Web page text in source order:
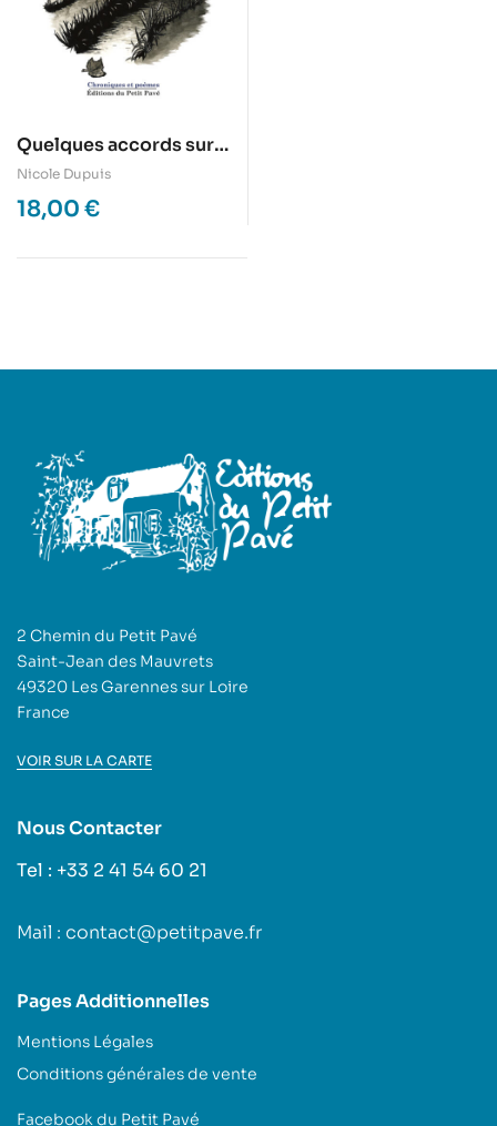
Quelques accords sur
le piano des jours
Nicole Dupuis
18,00 €
2 Chemin du Petit Pavé
Saint-Jean des Mauvrets
49320 Les Garennes sur Loire
France
VOIR SUR LA CARTE
Nous Contacter
Tel : +33 2 41 54 60 21
Mail : contact@petitpave.fr
Pages Additionnelles
Mentions Légales
Conditions générales de vente
Facebook du Petit Pavé